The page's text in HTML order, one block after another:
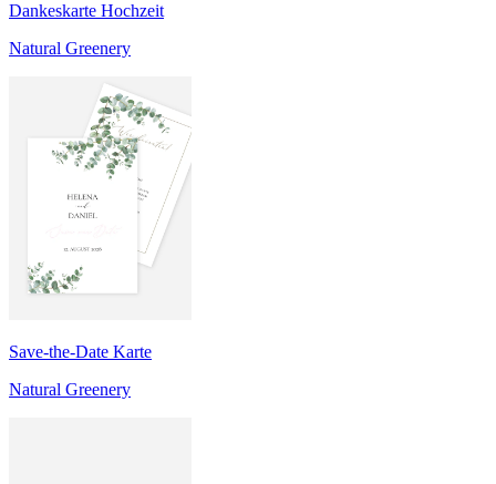
Dankeskarte Hochzeit
Natural Greenery
Save-the-Date Karte
Natural Greenery